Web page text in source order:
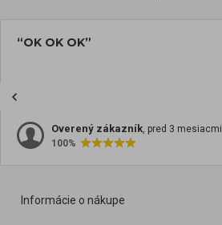
“OK OK OK”
Overený zákazník, pred 3 mesiacmi
100%
Informácie o nákupe